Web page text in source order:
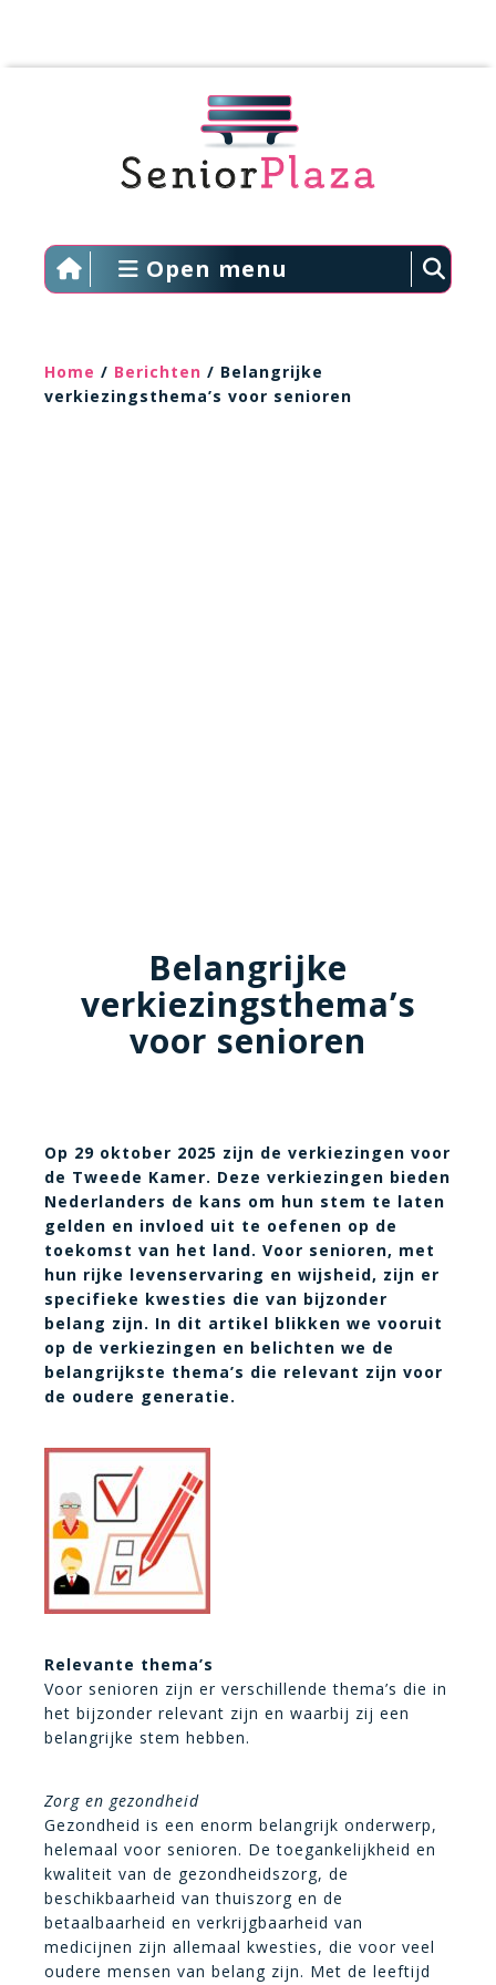
Open menu
Home / Berichten / Belangrijke
verkiezingsthema’s voor senioren
Belangrijke
verkiezingsthema’s
voor senioren
Op 29 oktober 2025 zijn de verkiezingen voor
de Tweede Kamer. Deze verkiezingen bieden
Nederlanders de kans om hun stem te laten
gelden en invloed uit te oefenen op de
toekomst van het land. Voor senioren, met
hun rijke levenservaring en wijsheid, zijn er
specifieke kwesties die van bijzonder
belang zijn. In dit artikel blikken we vooruit
op de verkiezingen en belichten we de
belangrijkste thema’s die relevant zijn voor
de oudere generatie.
Relevante thema’s
Voor senioren zijn er verschillende thema’s die in
het bijzonder relevant zijn en waarbij zij een
belangrijke stem hebben.
Zorg en gezondheid
Gezondheid is een enorm belangrijk onderwerp,
helemaal voor senioren. De toegankelijkheid en
kwaliteit van de gezondheidszorg, de
beschikbaarheid van thuiszorg en de
betaalbaarheid en verkrijgbaarheid van
medicijnen zijn allemaal kwesties, die voor veel
oudere mensen van belang zijn. Met de leeftijd